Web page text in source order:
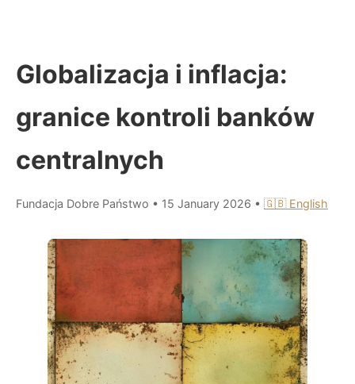
Globalizacja i inflacja:
granice kontroli banków
centralnych
Fundacja Dobre Państwo • 15 January 2026 • 🇬🇧 English